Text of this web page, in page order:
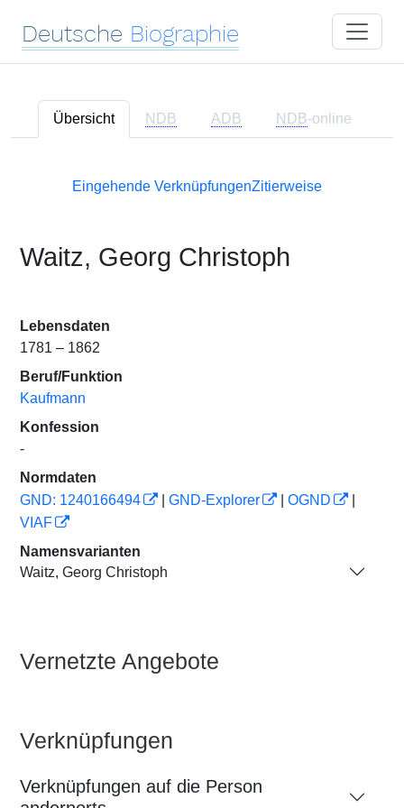
Deutsche Biographie
Übersicht NDB ADB NDB-online
Eingehende VerknüpfungenZitierweise
Waitz, Georg Christoph
Lebensdaten
1781 – 1862
Beruf/Funktion
Kaufmann
Konfession
-
Normdaten
GND: 1240166494
GND-Explorer OGND
VIAF
Namensvarianten
Waitz, Georg Christoph
Vernetzte Angebote
Verknüpfungen
Verknüpfungen auf die Person